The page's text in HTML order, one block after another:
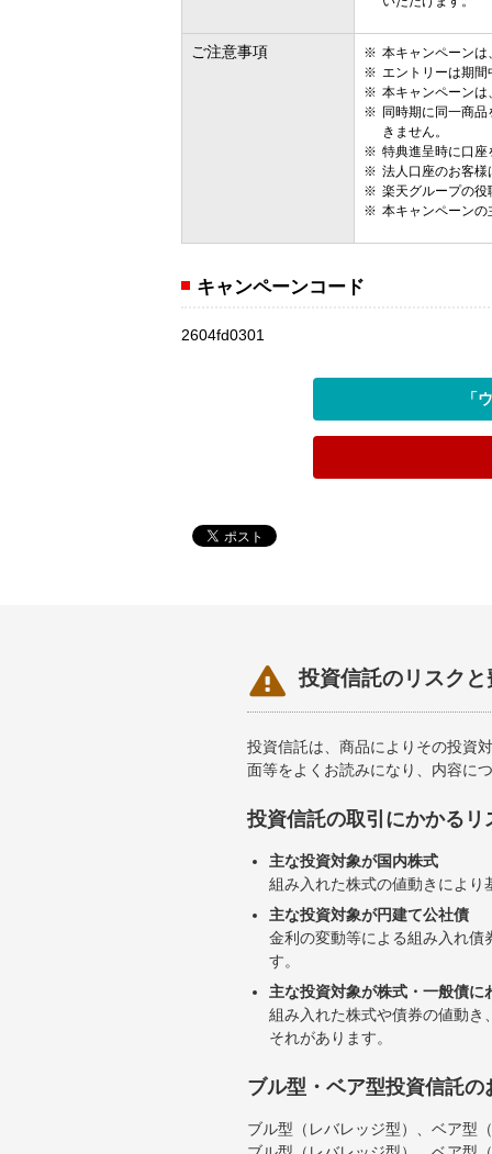
ご注意事項
本キャンペーン
エントリーは期
本キャンペーン
同時期に同一商
きません。
特典進呈時に口
法人口座のお客
楽天グループの
本キャンペーン
キャンペーンコード
2604fd0301
「
 投資信託のリスク
投資信託は、商品によりその投資
面等をよくお読みになり、内容に
投資信託の取引にかかるリ
主な投資対象が国内株式
組み入れた株式の値動きによ
主な投資対象が円建て公社債
金利の変動等による組み入れ
す。
主な投資対象が株式・一般債
組み入れた株式や債券の値動
それがあります。
ブル型・ベア型投資信託
ブル型（レバレッジ型）、ベア型